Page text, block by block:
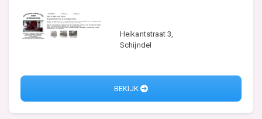
Heikantstraat 3,
Schijndel
BEKIJK